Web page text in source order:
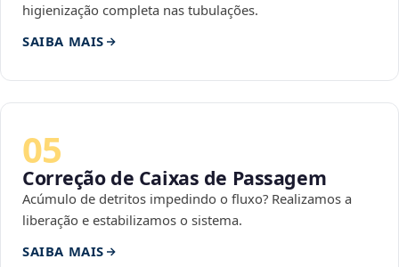
higienização completa nas tubulações.
SAIBA MAIS
05
Correção de Caixas de Passagem
Acúmulo de detritos impedindo o fluxo? Realizamos a
liberação e estabilizamos o sistema.
SAIBA MAIS